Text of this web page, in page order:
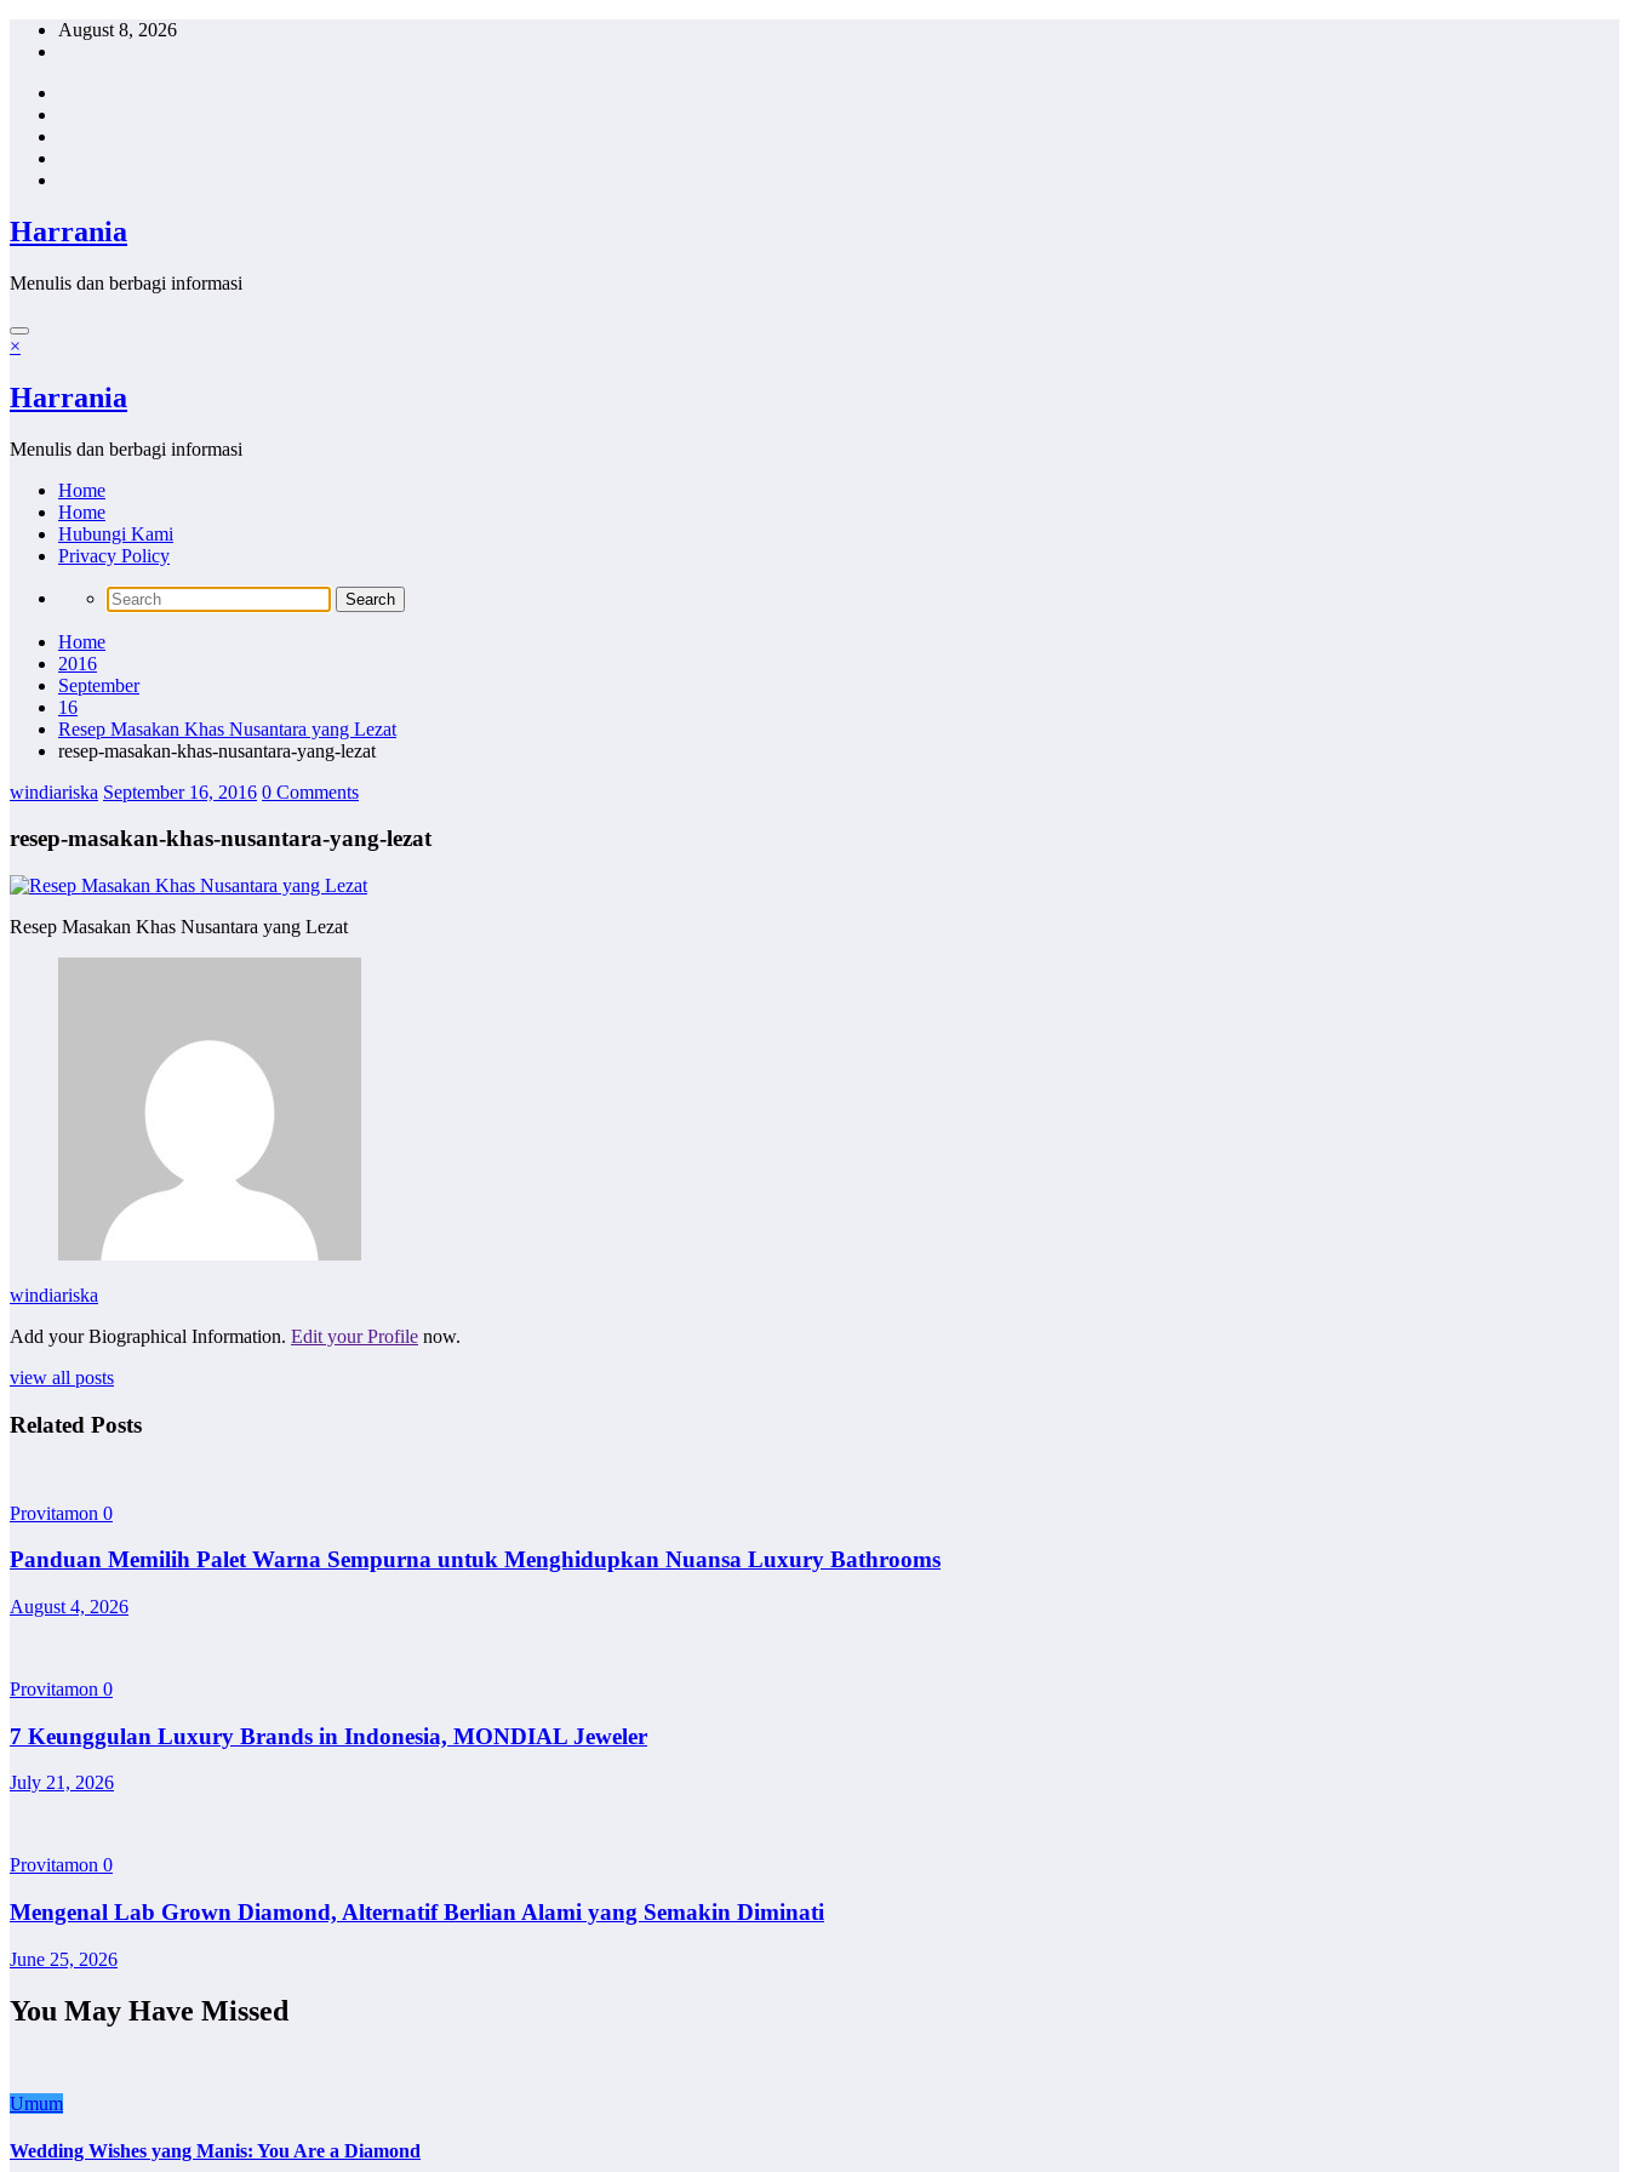
Skip
August 8, 2026
Harrania
Menulis dan berbagi informasi
×
Harrania
Menulis dan berbagi informasi
Home
Home
Hubungi Kami
Privacy Policy
Home
2016
September
16
Resep Masakan Khas Nusantara yang Lezat
resep-masakan-khas-nusantara-yang-lezat
windiariska September 16, 2016 0 Comments
resep-masakan-khas-nusantara-yang-lezat
Resep Masakan Khas Nusantara yang Lezat
windiariska
Add your Biographical Information. Edit your Profile now.
view all posts
Related Posts
Provitamon 0
Panduan Memilih Palet Warna Sempurna untuk Menghidupkan Nuansa Luxury Bathrooms
August 4, 2026
Provitamon 0
7 Keunggulan Luxury Brands in Indonesia, MONDIAL Jeweler
July 21, 2026
Provitamon 0
Mengenal Lab Grown Diamond, Alternatif Berlian Alami yang Semakin Diminati
June 25, 2026
You May Have Missed
Umum
Wedding Wishes yang Manis: You Are a Diamond